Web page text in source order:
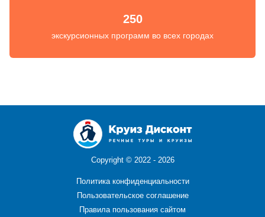
250
экскурсионных программ во всех городах
Copyright © 2022 - 2026
Политика конфиденциальности
Пользовательское соглашение
Правила пользования сайтом